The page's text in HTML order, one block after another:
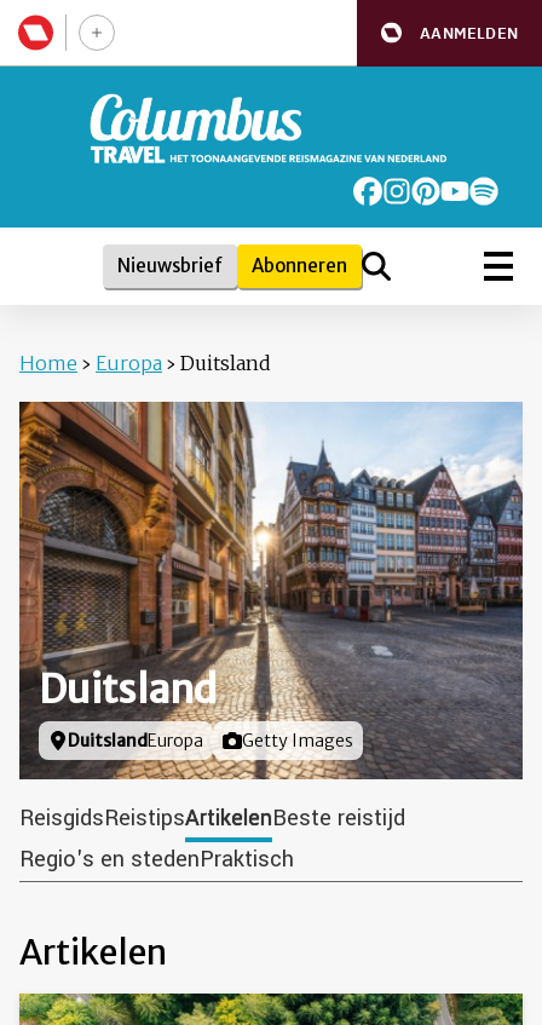
AANMELDEN
Nieuwsbrief Abonneren
Home › Europa › Duitsland
Duitsland
Locatie
Duitsland Europa Foto door
Getty Images
ReisgidsReistipsArtikelenBeste reistijd
Regio's en stedenPraktisch
Artikelen